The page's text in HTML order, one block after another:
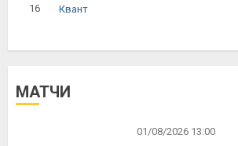
16 Квант
МАТЧИ
01/08/2026 13:00